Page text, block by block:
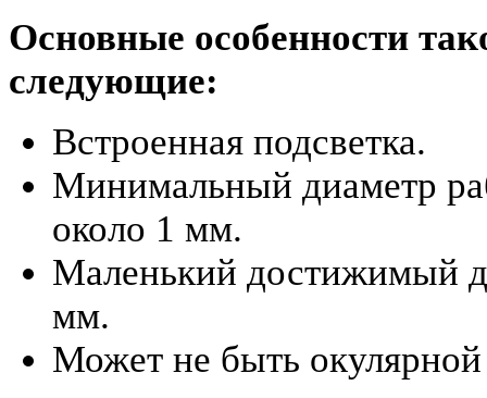
Основные особенности
следующие:
Встроенная подсветка.
Минимальный диаметр
около 1 мм.
Маленький достижимый
мм.
Может не быть окулярной